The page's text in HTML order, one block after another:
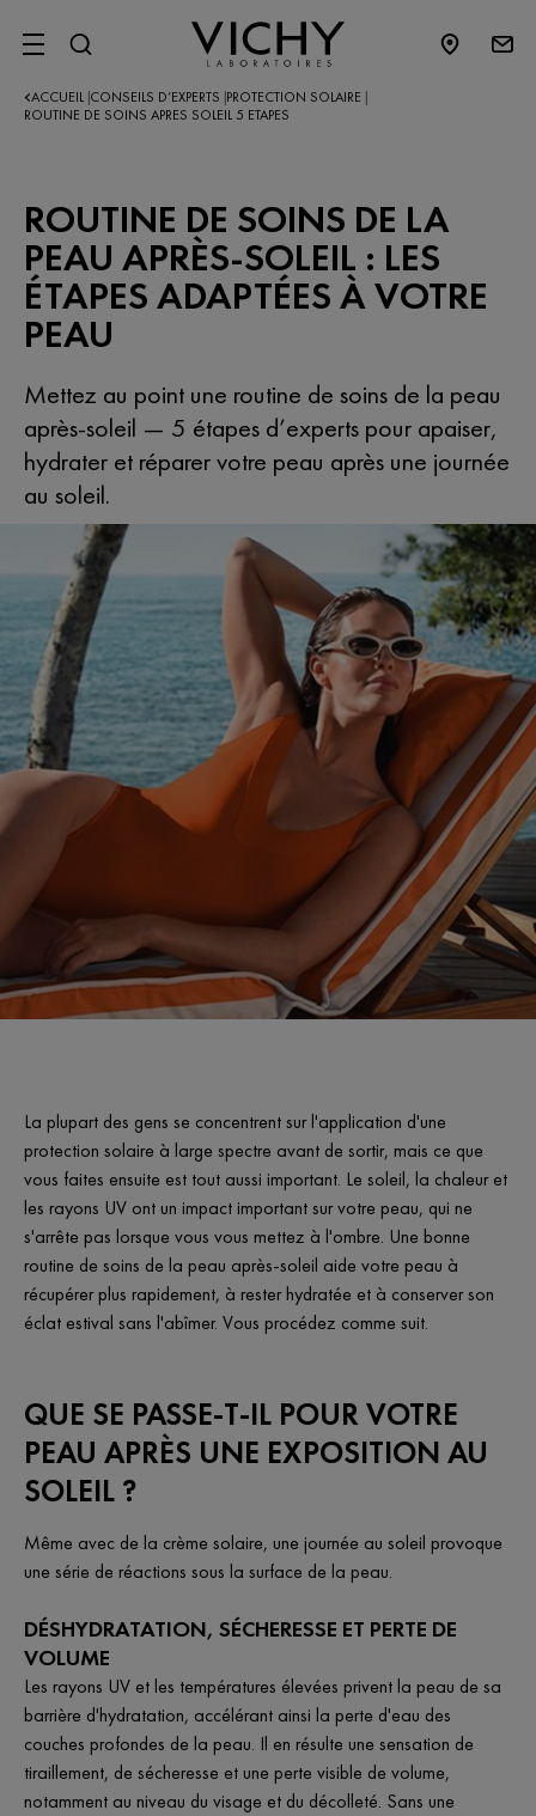
SITE MENU
ACCUEIL CONSEILS D’EXPERTS​ PROTECTION SOLAIRE
ROUTINE DE SOINS APRES SOLEIL 5 ETAPES
ROUTINE DE SOINS DE LA
PEAU APRÈS-SOLEIL : LES
ÉTAPES ADAPTÉES À VOTRE
PEAU
Mettez au point une routine de soins de la peau
après-soleil — 5 étapes d’experts pour apaiser,
hydrater et réparer votre peau après une journée
au soleil.
La plupart des gens se concentrent sur l'application d'une
protection solaire à large spectre avant de sortir, mais ce que
vous faites ensuite est tout aussi important. Le soleil, la chaleur et
les rayons UV ont un impact important sur votre peau, qui ne
s'arrête pas lorsque vous vous mettez à l'ombre. Une bonne
routine de soins de la peau après-soleil aide votre peau à
récupérer plus rapidement, à rester hydratée et à conserver son
éclat estival sans l'abîmer. Vous procédez comme suit.
QUE SE PASSE-T-IL POUR VOTRE
PEAU APRÈS UNE EXPOSITION AU
SOLEIL ?
Même avec de la crème solaire, une journée au soleil provoque
une série de réactions sous la surface de la peau.
DÉSHYDRATATION, SÉCHERESSE ET PERTE DE
VOLUME
Les rayons UV et les températures élevées privent la peau de sa
barrière d'hydratation, accélérant ainsi la perte d'eau des
couches profondes de la peau. Il en résulte une sensation de
tiraillement, de sécheresse et une perte visible de volume,
notamment au niveau du visage et du décolleté. Sans une